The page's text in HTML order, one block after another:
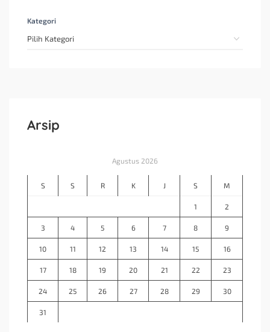
Kategori
Arsip
Agustus 2026
S S R K J S M
1 2
3 4 5 6 7 8 9
10 11 12 13 14 15 16
17 18 19 20 21 22 23
24 25 26 27 28 29 30
31